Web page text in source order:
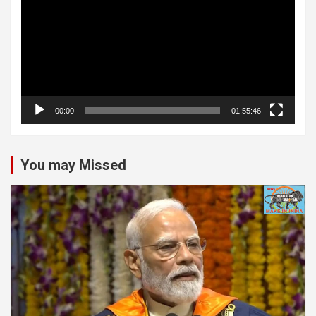
00:00 01:55:46
You may Missed